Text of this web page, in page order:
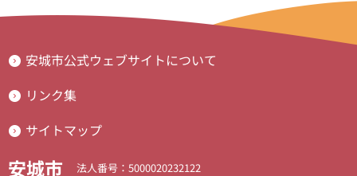
安城市公式ウェブサイトについて
リンク集
サイトマップ
安城市 法人番号：5000020232122